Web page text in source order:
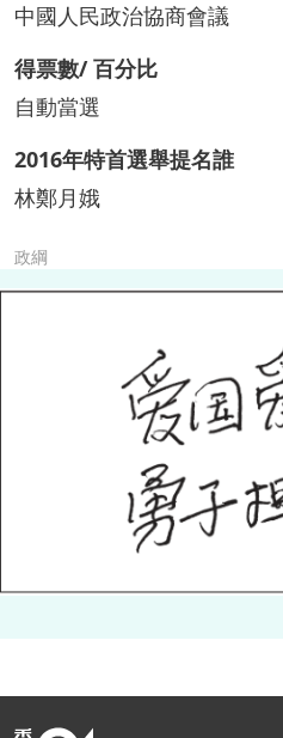
中國人民政治協商會議
得票數/ 百分比
自動當選
2016年特首選舉提名誰
林鄭月娥
政綱